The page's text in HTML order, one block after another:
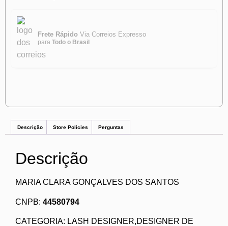
Frete Rápido Via Correios Expresso
para Todo o Brasil
Descrição Store Policies Perguntas
Descrição
MARIA CLARA GONÇALVES DOS SANTOS
CNPB: 44580794
CATEGORIA: LASH DESIGNER,DESIGNER DE